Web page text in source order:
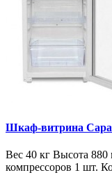
Шкаф-витрина
Вес 40 кг Высота
компрессоров 1 шт.